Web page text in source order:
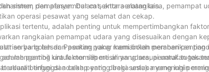
dan penyembur cat, antara alatan lain.
sistem pernafasan. Dalam sektor aeroangkasa, pemampat
operasi pesawat yang selamat dan cekap.
tertentu, adalah penting untuk mempertimbangkan
rangkaian pemampat udara yang disesuaikan dengan
yang besar. Pasukan pakar kami boleh memberikan
mengambil kira faktor seperti aliran udara, penarafan
serba boleh dan penting yang memainkan peranan
penting untuk memilih mesin yang sesuai untuk tugas
tinggi dan cekap yang direka untuk memenuhi
udara berfungsi adalah penting bagi sesiapa yang ingin